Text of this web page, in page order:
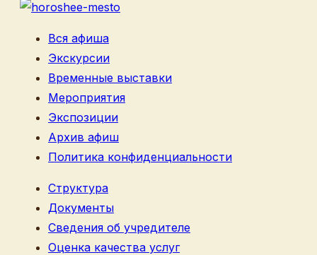
Вся афиша
Экскурсии
Временные выставки
Мероприятия
Экспозиции
Архив афиш
Политика конфиденциальности
Структура
Документы
Сведения об учредителе
Оценка качества услуг